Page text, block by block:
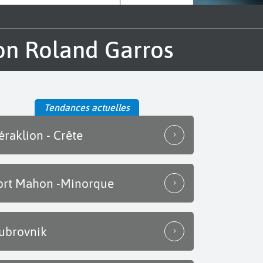
Roland Garros
Tendances actuelles
- Crête
Mahon -Minorque